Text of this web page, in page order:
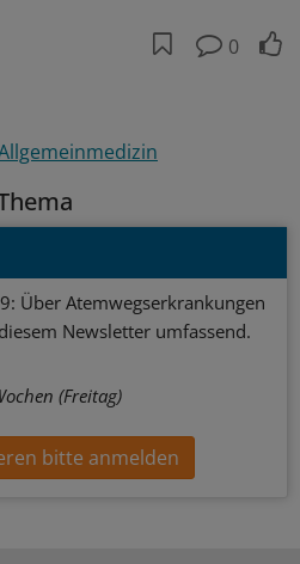
0
Über Atemwegserkrankungen
Newsletter umfassend.
(Freitag)
bitte anmelden